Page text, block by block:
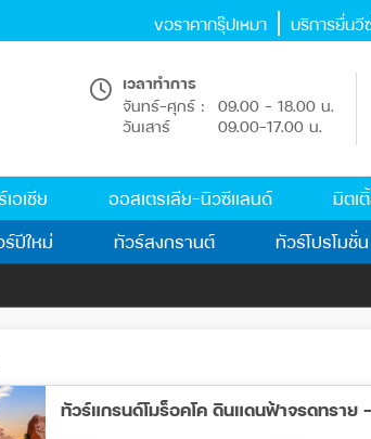
ขอราคากรุ๊ปเหมา บริการยื่นวี
เวลาทำการ
จันทร์-ศุกร์ :
09.00 - 18.00 น.
วันเสาร์
09.00-17.00 น.
อเชีย ออสเตรเลีย-นิวซีแลนด์ มิตเ
ปีใหม่ ทัวร์สงกรานต์ ทัวร์โปรโมชั่น
ทัวร์แกรนด์โมร็อคโค ดินแดนฟ้าจรดทราย